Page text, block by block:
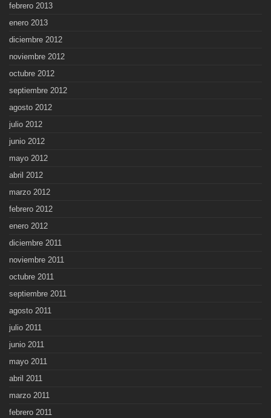
febrero 2013
enero 2013
diciembre 2012
noviembre 2012
octubre 2012
septiembre 2012
agosto 2012
julio 2012
junio 2012
mayo 2012
abril 2012
marzo 2012
febrero 2012
enero 2012
diciembre 2011
noviembre 2011
octubre 2011
septiembre 2011
agosto 2011
julio 2011
junio 2011
mayo 2011
abril 2011
marzo 2011
febrero 2011